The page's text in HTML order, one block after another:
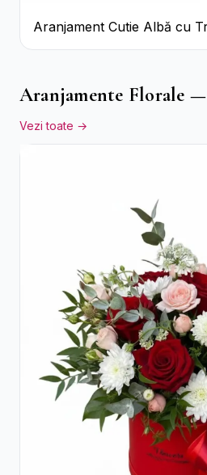
Aranjament Cutie Albă cu
Roșii și Raffaello
Aranjamente Florale
Vezi toate →